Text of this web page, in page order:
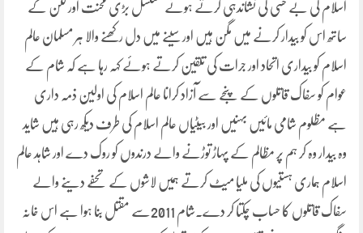
اسلام کی بے حسی کی نشاندہی کرتے ہوئے مسلسل بڑی محنت اور لگن کے
ساتھ اس کو بیدار کرنے میں مگن ہیں اور سینے میں دل رکھنے والا ہر مسلمان عالم
اسلام کو بیداری اتحاد اور جرات کی تلقین کرتے ہوئے کہہ رہا ہے کہ شام کے
عوام کو سفاک قاتلوں کے پنجے سے آزاد کرانا عالم اسلام کی اولین ذمہ داری
ہے مظلوم شامی مائیں بہنیں اور بیٹیاں عالم اسلام کی طرف دیکھ رہی ہیں شاید
وہ بیدار وہ کر ہم پر مظالم کے پہاڑ توڑنے والے درندوں کو روک دے اور شاہد عالم
اسلام ہماری ہستیوں کی ملیا میٹ کرتے ہمیں لاشوں کے تحفے دینے والے
سفاک قاتلوں کا حساب چکتا کر دے۔شام 2011سے مقتل بنا ہوا ہے اس خانہ